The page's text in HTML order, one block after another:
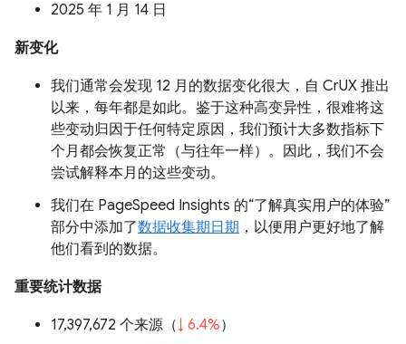
2025 年 1 月 14 日
新变化
我们通常会发现 12 月的数据变化很大，自 CrUX 推出
以来，每年都是如此。鉴于这种高变异性，很难将这
些变动归因于任何特定原因，我们预计大多数指标下
个月都会恢复正常（与往年一样）。因此，我们不会
尝试解释本月的这些变动。
我们在 PageSpeed Insights 的“了解真实用户的体验”
部分中添加了数据收集期日期 ，以便用户更好地了解
他们看到的数据。
重要统计数据
17,397,672 个来源（↓ 6.4%）